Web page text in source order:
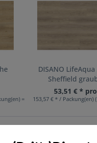
= 2,41 m²)
DISANO LifeAqua
Sheffield
53,51 € *
153,57 € * / Packung(en)